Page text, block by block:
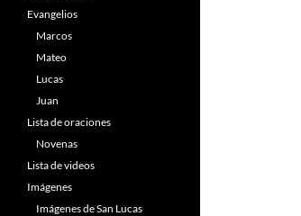
Evangelios
Marcos
Mateo
Lucas
Juan
Lista de oraciones
Novenas
Lista de videos
Imágenes
Imágenes de San Lucas